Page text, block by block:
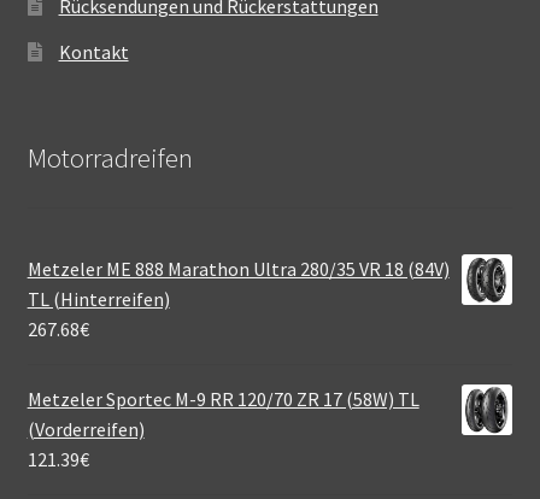
Rücksendungen und Rückerstattungen
Kontakt
Motorradreifen
Metzeler ME 888 Marathon Ultra 280/35 VR 18 (84V)
TL (Hinterreifen)
267.68€
Metzeler Sportec M-9 RR 120/70 ZR 17 (58W) TL
(Vorderreifen)
121.39€